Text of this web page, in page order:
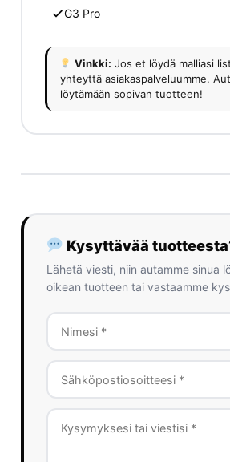
G3 Pro
Vinkki: Jos et löydä malliasi
yhteyttä asiakaspalveluumme.
löytämään sopivan tuotteen!
Kysyttävää
Lähetä viesti, niin autamme sinua
oikean tuotteen tai vastaamme